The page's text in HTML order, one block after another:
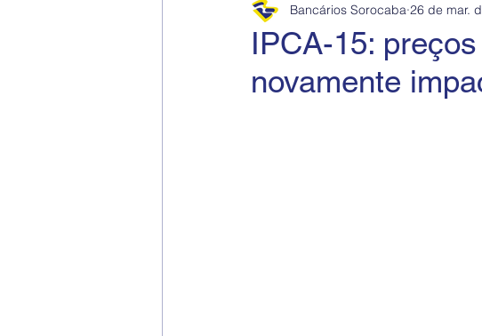
HSBC Financeiras
IPCA-15:
novamente
Bancários Sorocaba 26 de mar.